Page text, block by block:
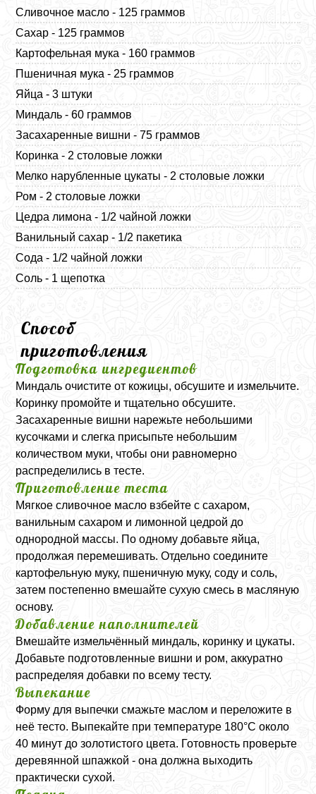
Сливочное масло - 125 граммов
Сахар - 125 граммов
Картофельная мука - 160 граммов
Пшеничная мука - 25 граммов
Яйца - 3 штуки
Миндаль - 60 граммов
Засахаренные вишни - 75 граммов
Коринка - 2 столовые ложки
Мелко нарубленные цукаты - 2 столовые ложки
Ром - 2 столовые ложки
Цедра лимона - 1/2 чайной ложки
Ванильный сахар - 1/2 пакетика
Сода - 1/2 чайной ложки
Соль - 1 щепотка
Способ
приготовления
Подготовка ингредиентов
Миндаль очистите от кожицы, обсушите и измельчите.
Коринку промойте и тщательно обсушите.
Засахаренные вишни нарежьте небольшими
кусочками и слегка присыпьте небольшим
количеством муки, чтобы они равномерно
распределились в тесте.
Приготовление теста
Мягкое сливочное масло взбейте с сахаром,
ванильным сахаром и лимонной цедрой до
однородной массы. По одному добавьте яйца,
продолжая перемешивать. Отдельно соедините
картофельную муку, пшеничную муку, соду и соль,
затем постепенно вмешайте сухую смесь в масляную
основу.
Добавление наполнителей
Вмешайте измельчённый миндаль, коринку и цукаты.
Добавьте подготовленные вишни и ром, аккуратно
распределяя добавки по всему тесту.
Выпекание
Форму для выпечки смажьте маслом и переложите в
неё тесто. Выпекайте при температуре 180°C около
40 минут до золотистого цвета. Готовность проверьте
деревянной шпажкой - она должна выходить
практически сухой.